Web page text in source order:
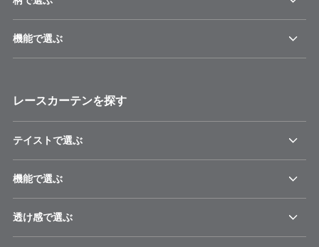
機能で選ぶ
レースカーテンを探す
テイストで選ぶ
機能で選ぶ
透け感で選ぶ